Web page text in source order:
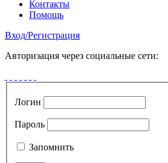
Контакты
Помощь
Вход/Регистрация
Авторизация через социальные сети:
Логин
Пароль
Запомнить